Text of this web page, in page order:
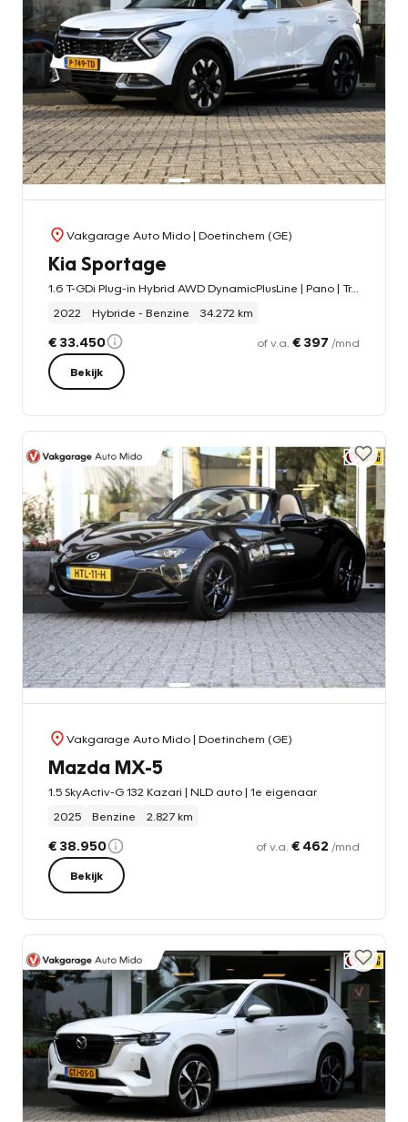
Vakgarage Auto Mido| Doetinchem (GE)
Kia Sportage
1.6 T-GDi Plug-in Hybrid AWD DynamicPlusLine | Pano | Trekhaak
2022
Hybride - Benzine 34.272 km
€ 33.450 of v.a. € 397 /mnd
Bekijk
Vakgarage Auto Mido| Doetinchem (GE)
Mazda MX-5
1.5 SkyActiv-G 132 Kazari | NLD auto | 1e eigenaar
2025
Benzine 2.827 km
€ 38.950 of v.a. € 462 /mnd
Bekijk